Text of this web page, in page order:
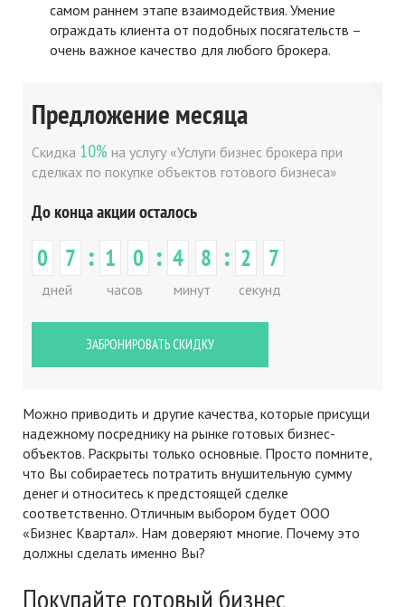
самом раннем этапе взаимодействия. Умение
ограждать клиента от подобных посягательств –
очень важное качество для любого брокера.
Предложение месяца
Скидка 10% на услугу «Услуги бизнес брокера при
сделках по покупке объектов готового бизнеса»
До конца акции осталось
0 7
дней
: 1 0
часов
: 4 8
минут
: 2 7
секунд
ЗАБРОНИРОВАТЬ СКИДКУ
Можно приводить и другие качества, которые присущи
надежному посреднику на рынке готовых бизнес-
объектов. Раскрыты только основные. Просто помните,
что Вы собираетесь потратить внушительную сумму
денег и относитесь к предстоящей сделке
соответственно. Отличным выбором будет ООО
«Бизнес Квартал». Нам доверяют многие. Почему это
должны сделать именно Вы?
Покупайте готовый бизнес